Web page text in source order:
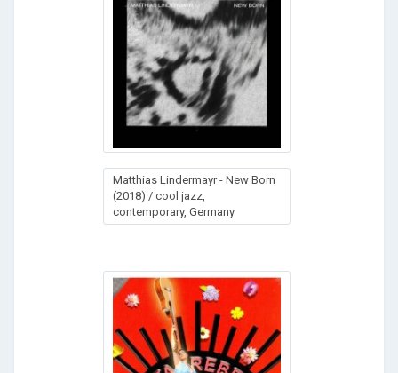
Matthias Lindermayr - New Born
(2018) / cool jazz,
contemporary, Germany